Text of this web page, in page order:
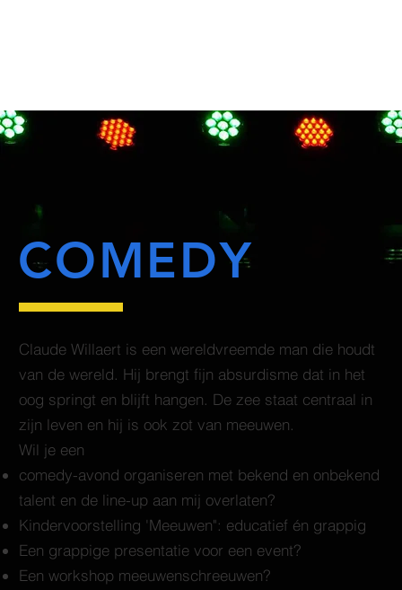
COMEDY
Claude Willaert is een wereldvreemde man die houdt
van de wereld. Hij brengt fijn absurdisme dat in het
oog springt en blijft hangen. De zee staat centraal in
zijn leven en hij is ook zot van meeuwen.
Wil je een
comedy-avond organiseren met bekend en onbekend
talent en de line-up aan mij overlaten?
Kindervoorstelling 'Meeuwen": educatief én grappig
Een grappige presentatie voor een event?
Een workshop meeuwenschreeuwen?